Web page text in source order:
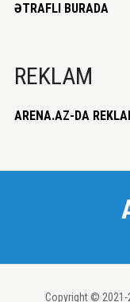
ƏTRAFLI BURADA
REKLAM
ARENA.AZ-DA
Copyright © 2021-